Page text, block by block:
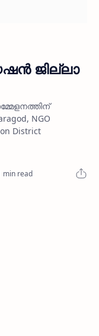
ജില്ലാ
NGO
District
min read